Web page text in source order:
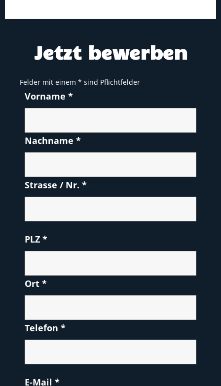
Jetzt bewerben
Felder mit einem * sind Pflichtfelder
Vorname *
Nachname *
Strasse / Nr. *
PLZ *
Ort *
Telefon *
E-Mail *